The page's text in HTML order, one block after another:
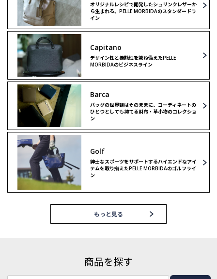
オリジナルレシピで開発したシュリンクレザーか
ら生まれる、PELLE MORBIDAのスタンダードラ
イン
Capitano
デザイン性と機能性を兼ね備えたPELLE
MORBIDAのビジネスライン
Barca
バッグの世界観はそのままに、コーディネートの
ひとつとしても持てる財布・革小物のコレクショ
ン
Golf
紳士なスポーツをサポートするハイエンドなアイ
テムを取り揃えたPELLE MORBIDAのゴルフライ
ン
もっと見る
商品を探す